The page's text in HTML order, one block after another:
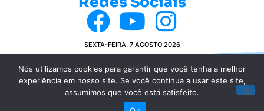
SEXTA-FEIRA, 7 AGOSTO 2026
© COPYRIGHT 2024 BLOG DA RAPHA VITIELLO
POLÍTICA DE PRIVACIDADE
Nós utilizamos cookies para garantir que você tenha a melhor
experiência em nosso site. Se você continua a usar este site,
assumimos que você está satisfeito.